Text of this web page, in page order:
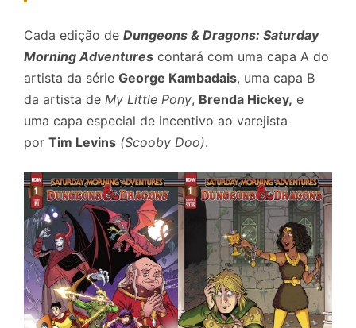
Cada edição de Dungeons & Dragons: Saturday
Morning Adventures contará com uma capa A do
artista da série George Kambadais, uma capa B
da artista de My Little Pony, Brenda Hickey, e
uma capa especial de incentivo ao varejista
por Tim Levins (Scooby Doo).